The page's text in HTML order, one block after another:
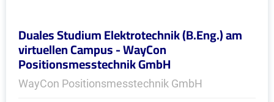
Duales Studium Elektrotechnik (B.Eng.) am
virtuellen Campus - WayCon
Positionsmesstechnik GmbH
WayCon Positionsmesstechnik GmbH